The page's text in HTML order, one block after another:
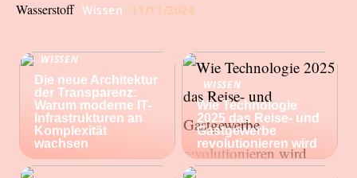
Wasserstoff Wissen 11/11/2024
WISSEN
Die neue Architektur
der Transparenz:
Warum moderne IT-
Infrastrukturen an
Komplexität
wachsen
WISSEN
Wie Technologie
2025 das Reise- und
Gastgewerbe
revolutionieren wird